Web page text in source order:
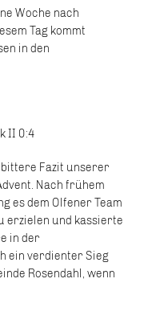
Woche nach
Tag kommt
in den
II 0:4
bittere Fazit unserer
Nach frühem
es dem Olfener Team
erzielen und kassierte
in der
ein verdienter Sieg
Rosendahl, wenn